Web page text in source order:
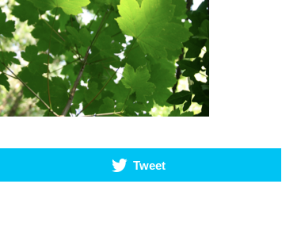
encerra 2025
com faturação
acima dos 5,4
mil milhões e
acelera
para tecnologia
a bateria
Tweet